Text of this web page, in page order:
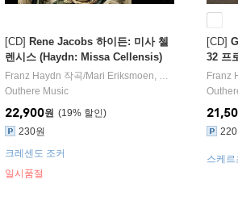
Antonini지휘/Kammerorchester Basel
오케스트라
[CD] Rene Jacobs 하이든: 미사 첼
렌시스 (Haydn: Missa Cellensis)
Franz Haydn 작곡/Mari Eriksmoen, Kristina
Outhere Music
19%
22,900원
230원
일시품절
크레센도 조커
[CD]
32 프
l. 17
Franz
220
스케르